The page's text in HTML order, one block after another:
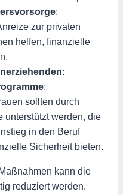
:
zur privaten
helfen, finanzielle
:
:
sollten durch
unterstützt werden, die
in den Beruf
Sicherheit bieten.
kann die
reduziert werden.